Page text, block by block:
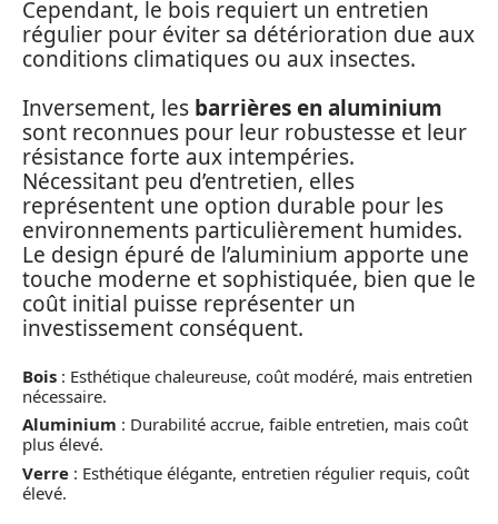
Cependant, le bois requiert un entretien
régulier pour éviter sa détérioration due aux
conditions climatiques ou aux insectes.
Inversement, les barrières en aluminium
sont reconnues pour leur robustesse et leur
résistance forte aux intempéries.
Nécessitant peu d’entretien, elles
représentent une option durable pour les
environnements particulièrement humides.
Le design épuré de l’aluminium apporte une
touche moderne et sophistiquée, bien que le
coût initial puisse représenter un
investissement conséquent.
Bois : Esthétique chaleureuse, coût modéré, mais entretien
nécessaire.
Aluminium : Durabilité accrue, faible entretien, mais coût
plus élevé.
Verre : Esthétique élégante, entretien régulier requis, coût
élevé.